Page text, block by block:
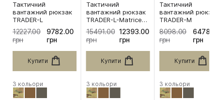
Тактичний
вантажний рюкзак
TRADER-L
12227.00
грн
9782.00
грн
Купити
3 кольори
Тактичний
вантажний рюкзак
TRADER-L-Matrice
30T
15491.00
грн
12393.00
грн
Купити
3 кольори
Тактичний
вантажний
TRADER-M
8098.00
грн
грн
Купити
3 кольори